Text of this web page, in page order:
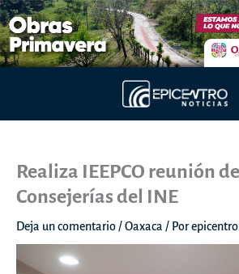
Ir
al
contenido
Realiza IEEPCO reunión
Consejerías del INE
Deja un comentario/Oaxaca / Por